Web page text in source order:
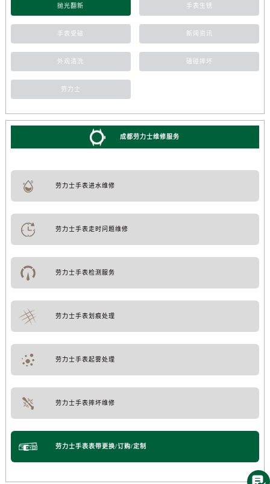
抛光翻新 手表生锈
手表受磁 新闻资讯
外观清洗 磕碰摔坏
劳力士
成都劳力士维修服务
劳力士手表进水维修
劳力士手表走时问题维修
劳力士手表检测服务
劳力士手表划痕处理
劳力士手表起雾处理
劳力士手表摔坏维修
劳力士手表表带更换/订购/定制